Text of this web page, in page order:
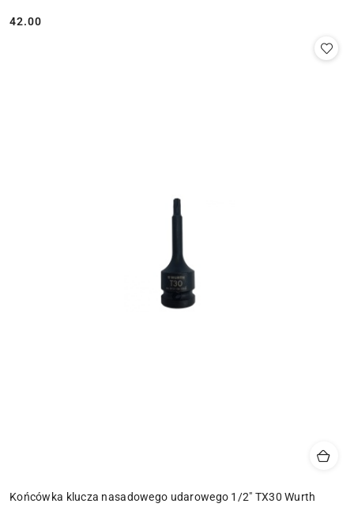
Cena:
42.00
Końcówka klucza nasadowego udarowego 1/2" TX30 Wurth